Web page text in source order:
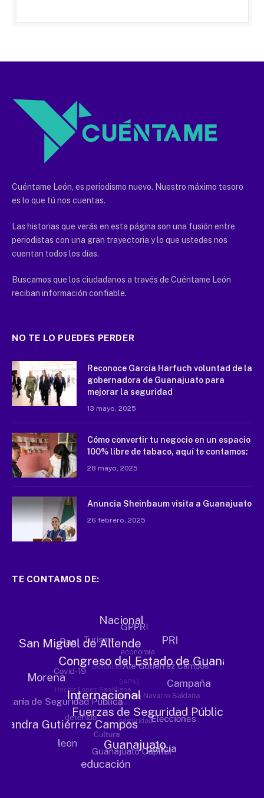
Cuéntame León, es periodismo nuevo. Nuestro máximo tesoro
es lo que tú nos cuentas.
Las historias que verás en esta página son una fusión entre
periodistas con una gran trayectoria y lo que ustedes nos
cuentan todos los días.
Buscamos que los ciudadanos a través de Cuéntame León
reciban información confiable.
NO TE LO PUEDES PERDER
Reconoce García Harfuch voluntad de la
gobernadora de Guanajuato para
mejorar la seguridad
13 mayo, 2025
Cómo convertir tu negocio en un espacio
100% libre de tabaco, aquí te contamos:
28 mayo, 2025
Anuncia Sheinbaum visita a Guanajuato
26 febrero, 2025
TE CONTAMOS DE: